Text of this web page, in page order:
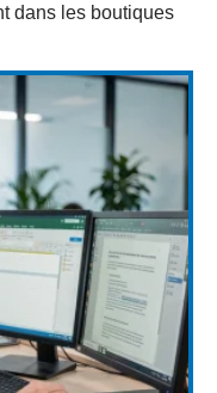
dans les boutiques